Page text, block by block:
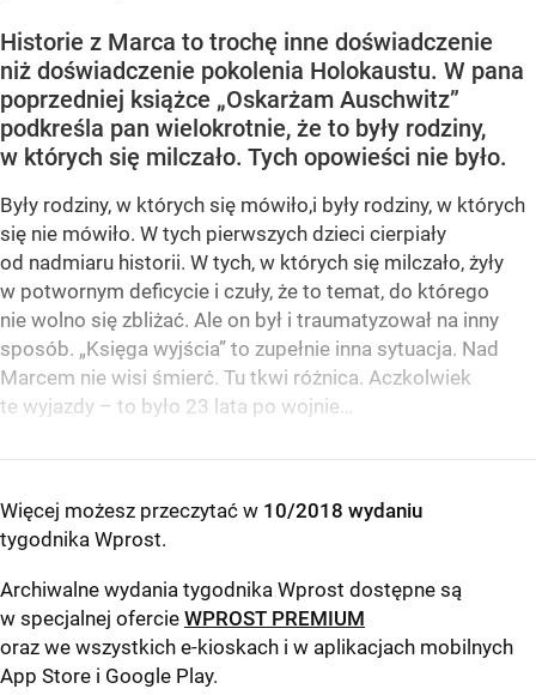
Historie z Marca to trochę inne doświadczenie
niż doświadczenie pokolenia Holokaustu. W pana
poprzedniej książce „Oskarżam Auschwitz”
podkreśla pan wielokrotnie, że to były rodziny,
w których się milczało. Tych opowieści nie było.
Były rodziny, w których się mówiło,i były rodziny, w których
się nie mówiło. W tych pierwszych dzieci cierpiały
od nadmiaru historii. W tych, w których się milczało, żyły
w potwornym deficycie i czuły, że to temat, do którego
nie wolno się zbliżać. Ale on był i traumatyzował na inny
sposób. „Księga wyjścia” to zupełnie inna sytuacja. Nad
Marcem nie wisi śmierć. Tu tkwi różnica. Aczkolwiek
te wyjazdy – to było 23 lata po wojnie…
Więcej możesz przeczytać w 10/2018 wydaniu
tygodnika Wprost.
Archiwalne wydania tygodnika Wprost dostępne są
w specjalnej ofercie WPROST PREMIUM
oraz we wszystkich e-kioskach i w aplikacjach mobilnych
App Store i Google Play.